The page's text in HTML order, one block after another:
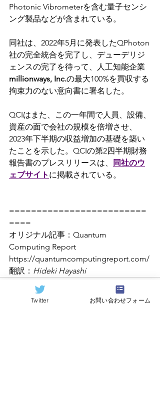
Photonic Vibrometerを含む量子センシ
ング製品などが含まれている。
同社は、2022年5月に発表したQPhoton
社の完全統合を完了し、デューデリジ
ェンスの完了を待って、人工知能企業
millionways, Inc.の最大100%を買収する
拘束力のない意向書に署名した。
QCIはまた、この一年間で人員、設備、
資産の面で会社の規模を倍増させ、
2023年下半期の収益増加の基礎を築い
たことを示した。QCIの第2四半期財務
報告書のプレスリリースは、
同社のウ
ェブサイト に掲載されている。
=========================
====
オリジナル記事：Quantum
Computing Report
https://quantumcomputingreport.com/
翻訳： Hideki Hayashi
Twitter お問い合わせフォーム